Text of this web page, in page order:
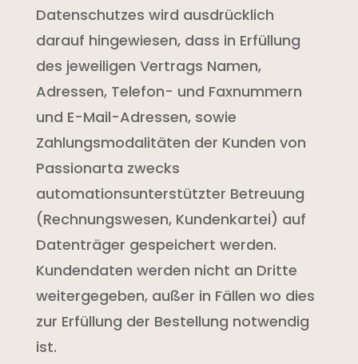
Datenschutzes wird ausdrücklich
darauf hingewiesen, dass in Erfüllung
des jeweiligen Vertrags Namen,
Adressen, Telefon- und Faxnummern
und E-Mail-Adressen, sowie
Zahlungsmodalitäten der Kunden von
Passionarta zwecks
automationsunterstützter Betreuung
(Rechnungswesen, Kundenkartei) auf
Datenträger gespeichert werden.
Kundendaten werden nicht an Dritte
weitergegeben, außer in Fällen wo dies
zur Erfüllung der Bestellung notwendig
ist.